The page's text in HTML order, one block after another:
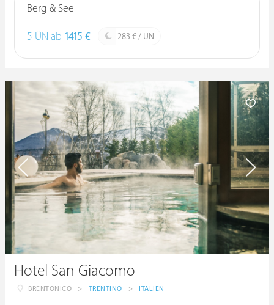
Berg & See
5 ÜN ab 1415 € 283 € / ÜN
Hotel San Giacomo
BRENTONICO > TRENTINO > ITALIEN